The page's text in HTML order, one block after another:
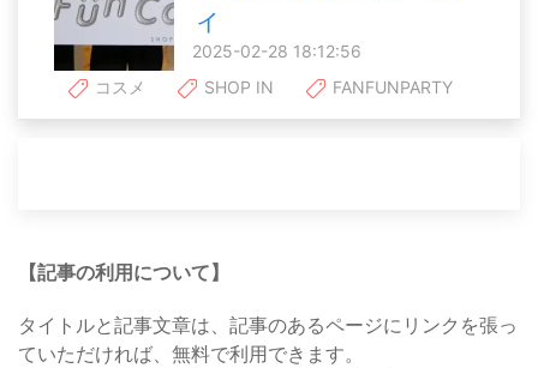
ィ
2025-02-28 18:12:56
コスメ
SHOP IN FANFUNPARTY
【記事の利用について】
タイトルと記事文章は、記事のあるページにリンクを張っ
ていただければ、無料で利用できます。